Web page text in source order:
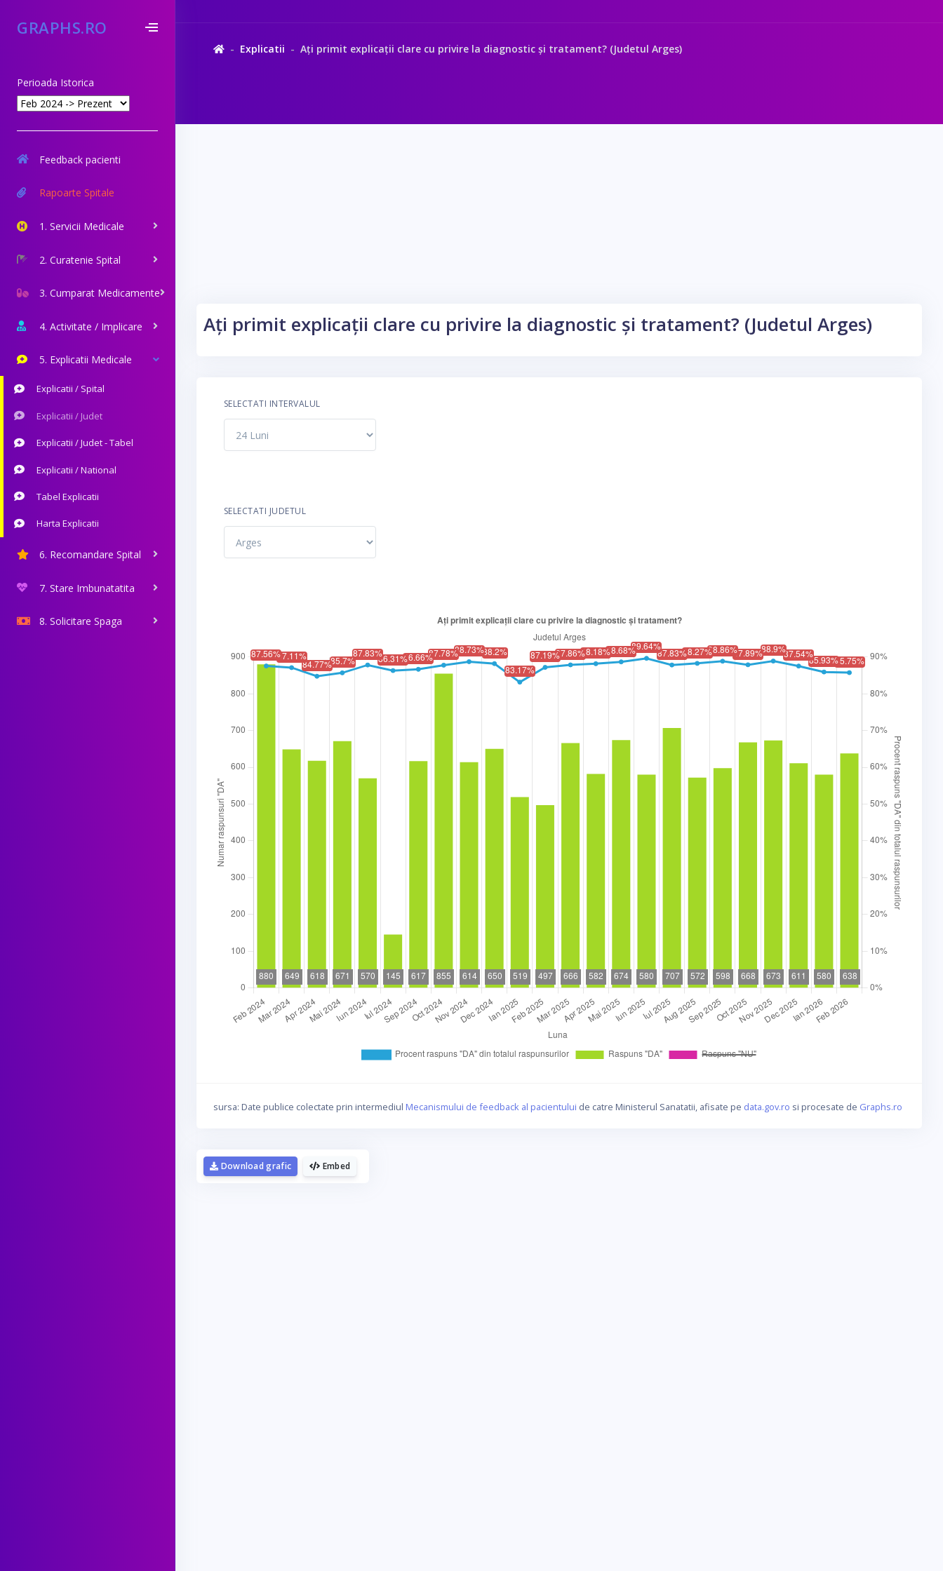
GRAPHS.RO
Perioada Istorica
Feedback pacienti
Rapoarte Spitale
1. Servicii Medicale
2. Curatenie Spital
3. Cumparat Medicamente
4. Activitate / Implicare
5. Explicatii Medicale
Explicatii / Spital
Explicatii / Judet
Explicatii / Judet - Tabel
Explicatii / National
Tabel Explicatii
Harta Explicatii
6. Recomandare Spital
7. Stare Imbunatatita
8. Solicitare Spaga
Explicatii Ați primit explicații clare cu privire la diagnostic și tratament? (Judetul Arges)
Ați primit explicații clare cu privire la diagnostic și tratament? (Judetul Arges)
SELECTATI INTERVALUL
SELECTATI JUDETUL
sursa: Date publice colectate prin intermediul Mecanismului de feedback al pacientului de catre Ministerul Sanatatii, afisate pe data.gov.ro si procesate de Graphs.ro
Embed
Download grafic
La fel cum tie iti plac graficele, mie imi